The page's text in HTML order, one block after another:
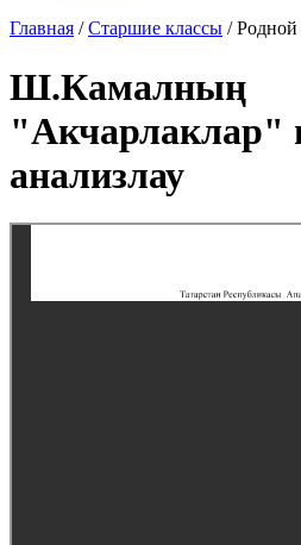
Главная /Старшие классы /Родной
Ш.Камалның
"Акчарлаклар"
анализлау